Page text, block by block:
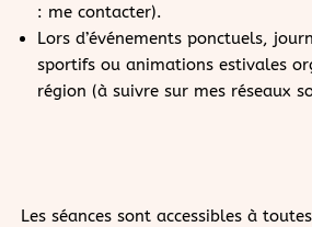
: me contacter).
Lors d’événements ponctuels,
sportifs ou animations estivales
région (à suivre sur mes réseaux
Les séances sont accessibles à